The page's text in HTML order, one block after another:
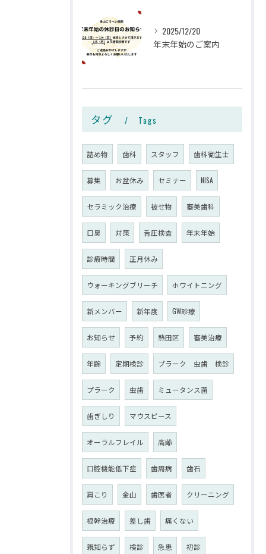
2025/12/20
年末年始のご案内
タグ Tags
詰め物 歯科 スタッフ 歯科衛生士
募集 お盆休み セミナー NISA
セラミック治療 被せ物 審美歯科
口臭 対策 舌圧検査 年末年始
診療時間 正月休み
ウォーキングブリーチ ホワイトニング
新メンバー 新年度 GW診療
お知らせ 予約 熱田区 審美治療
年齢 定期検診 プラーク 虫歯 検診
プラーク 虫歯 ミュータンス菌
歯ぎしり マウスピース
オーラルフレイル 高齢
口腔機能低下症 歯周病 歯石
肩こり 金山 歯医者 クリーニング
根幹治療 差し歯 痛くない
親知らず 検診 急患 初診